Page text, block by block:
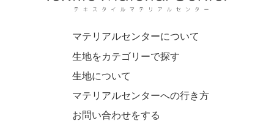
マテリアルセンターについて
生地をカテゴリーで探す
生地について
マテリアルセンターへの行き方
お問い合わせをする